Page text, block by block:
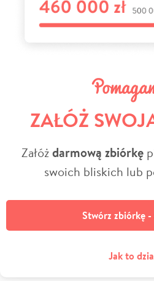
ZAŁÓŻ
Załóżdarmową zbiórkę
swoich bliskich lub
Stwórz zbiórkę -
Jak to